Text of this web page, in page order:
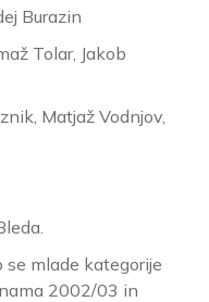
Burazin
Tolar, Jakob
Matjaž Vodnjov,
mlade kategorije
2002/03 in